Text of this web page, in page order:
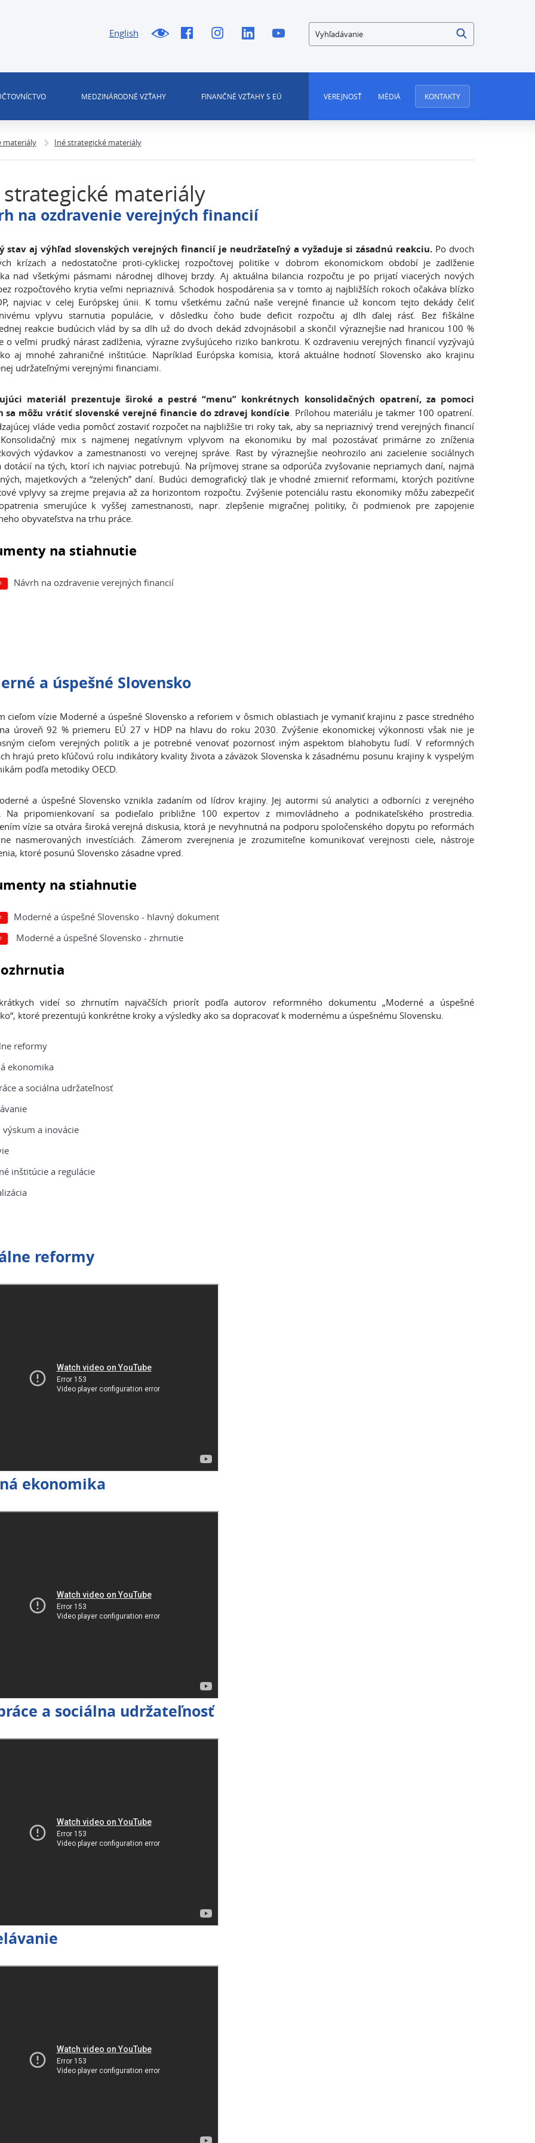
English Vyhľadávanie
MEDZINÁRODNÉ VZŤAHY FINANČNÉ VZŤAHY S EÚ VEREJNOSŤ MÉDIÁ KONTAKTY
materiály Iné strategické materiály
materiály
na ozdravenie verejných financií
stav aj výhľad slovenských verejných financií je neudržateľný a vyžaduje si zásadnú reakciu. Po dvoch
krízach a nedostatočne proti-cyklickej rozpočtovej politike v dobrom ekonomickom období je zadlženie
nad všetkými pásmami národnej dlhovej brzdy. Aj aktuálna bilancia rozpočtu je po prijatí viacerých nových
rozpočtového krytia veľmi nepriaznivá. Schodok hospodárenia sa v tomto aj najbližších rokoch očakáva blízko
najviac v celej Európskej únii. K tomu všetkému začnú naše verejné financie už koncom tejto dekády čeliť
vplyvu starnutia populácie, v dôsledku čoho bude deficit rozpočtu aj dlh ďalej rásť. Bez fiškálne
reakcie budúcich vlád by sa dlh už do dvoch dekád zdvojnásobil a skončil výraznejšie nad hranicou 100 %
o veľmi prudký nárast zadlženia, výrazne zvyšujúceho riziko bankrotu. K ozdraveniu verejných financií vyzývajú
aj mnohé zahraničné inštitúcie. Napríklad Európska komisia, ktorá aktuálne hodnotí Slovensko ako krajinu
udržateľnými verejnými financiami.
materiál prezentuje široké a pestré “menu” konkrétnych konsolidačných opatrení, za pomoci
sa môžu vrátiť slovenské verejné financie do zdravej kondície. Prílohou materiálu je takmer 100 opatrení.
vláde vedia pomôcť zostaviť rozpočet na najbližšie tri roky tak, aby sa nepriaznivý trend verejných financií
mix s najmenej negatívnym vplyvom na ekonomiku by mal pozostávať primárne zo zníženia
výdavkov a zamestnanosti vo verejnej správe. Rast by výraznejšie neohrozilo ani zacielenie sociálnych
dotácií na tých, ktorí ich najviac potrebujú. Na príjmovej strane sa odporúča zvyšovanie nepriamych daní, najmä
majetkových a “zelených” daní. Budúci demografický tlak je vhodné zmierniť reformami, ktorých pozitívne
vplyvy sa zrejme prejavia až za horizontom rozpočtu. Zvýšenie potenciálu rastu ekonomiky môžu zabezpečiť
smerujúce k vyššej zamestnanosti, napr. zlepšenie migračnej politiky, či podmienok pre zapojenie
obyvateľstva na trhu práce.
na stiahnutie
Návrh na ozdravenie verejných financií
a úspešné Slovensko
cieľom vízie Moderné a úspešné Slovensko a reforiem v ôsmich oblastiach je vymaniť krajinu z pasce stredného
úroveň 92 % priemeru EÚ 27 v HDP na hlavu do roku 2030. Zvýšenie ekonomickej výkonnosti však nie je
cieľom verejných politík a je potrebné venovať pozornosť iným aspektom blahobytu ľudí. V reformných
hrajú preto kľúčovú rolu indikátory kvality života a záväzok Slovenska k zásadnému posunu krajiny k vyspelým
podľa metodiky OECD.
a úspešné Slovensko vznikla zadaním od lídrov krajiny. Jej autormi sú analytici a odborníci z verejného
Na pripomienkovaní sa podieľalo približne 100 expertov z mimovládneho a podnikateľského prostredia.
vízie sa otvára široká verejná diskusia, ktorá je nevyhnutná na podporu spoločenského dopytu po reformách
nasmerovaných investíciách. Zámerom zverejnenia je zrozumiteľne komunikovať verejnosti ciele, nástroje
ktoré posunú Slovensko zásadne vpred.
na stiahnutie
Moderné a úspešné Slovensko - hlavný dokument
Moderné a úspešné Slovensko - zhrnutie
videí so zhrnutím najväčších priorít podľa autorov reformného dokumentu „Moderné a úspešné
ktoré prezentujú konkrétne kroky a výsledky ako sa dopracovať k modernému a úspešnému Slovensku.
reformy
ekonomika
a sociálna udržateľnosť
výskum a inovácie
inštitúcie a regulácie
reformy
ekonomika
a sociálna udržateľnosť